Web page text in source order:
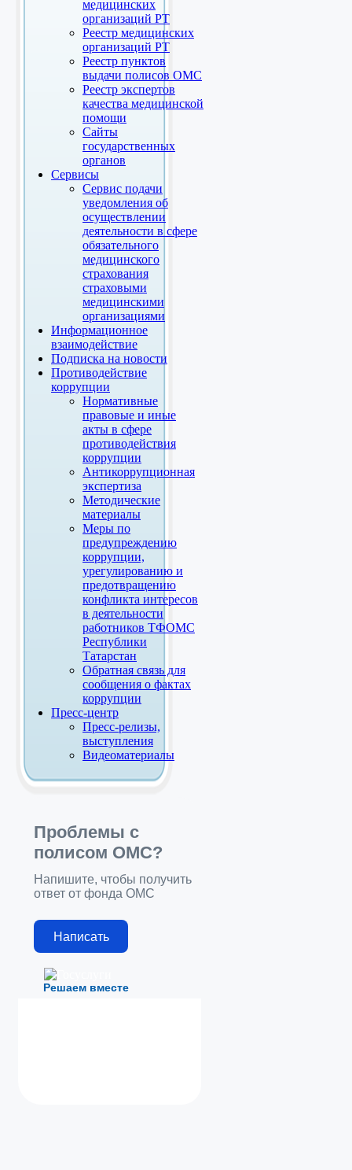
медицинских
организаций РТ
Реестр медицинских
организаций РТ
Реестр пунктов
выдачи полисов ОМС
Реестр экспертов
качества медицинской
помощи
Сайты
государственных
органов
Сервисы
Сервис подачи
уведомления об
осуществлении
деятельности в сфере
обязательного
медицинского
страхования
страховыми
медицинскими
организациями
Информационное
взаимодействие
Подписка на новости
Противодействие
коррупции
Нормативные
правовые и иные
акты в сфере
противодействия
коррупции
Антикоррупционная
экспертиза
Методические
материалы
Меры по
предупреждению
коррупции,
урегулированию и
предотвращению
конфликта интересов
в деятельности
работников ТФОМС
Республики
Татарстан
Обратная связь для
сообщения о фактах
коррупции
Пресс-центр
Пресс-релизы,
выступления
Видеоматериалы
Решаем вместе
Проблемы с
полисом ОМС?
Напишите, чтобы получить
ответ от фонда ОМС
Написать